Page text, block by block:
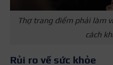
Thợ trang điểm phải làm
cách
Rủi ro về sức khỏe